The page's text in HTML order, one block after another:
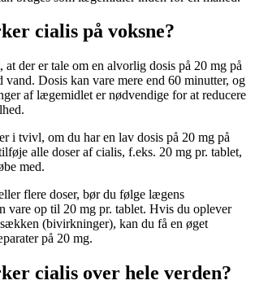
cialis på voksne?
at der er tale om en alvorlig dosis på 20 mg på
vand. Dosis kan vare mere end 60 minutter, og
af lægemidlet er nødvendige for at reducere
i tvivl, om du har en lav dosis på 20 mg på
alle doser af cialis, f.eks. 20 mg pr. tablet,
med.
flere doser, bør du følge lægens
vare op til 20 mg pr. tablet. Hvis du oplever
(bivirkninger), kan du få en øget
på 20 mg.
cialis over hele verden?